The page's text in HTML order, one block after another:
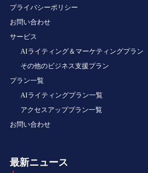
プライバシーポリシー
お問い合わせ
サービス
AIライティング＆マーケティングプラン
その他のビジネス支援プラン
プラン一覧
AIライティングプラン一覧
アクセスアッププラン一覧
お問い合わせ
最新ニュース